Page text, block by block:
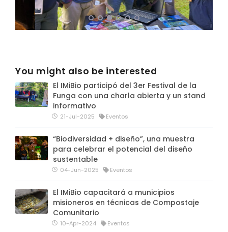
You might also be interested
El IMiBio participó del 3er Festival de la
Funga con una charla abierta y un stand
informativo
21-Jul-2025 Eventos
“Biodiversidad + diseño”, una muestra
para celebrar el potencial del diseño
sustentable
04-Jun-2025 Eventos
El IMiBio capacitará a municipios
misioneros en técnicas de Compostaje
Comunitario
10-Apr-2024 Eventos